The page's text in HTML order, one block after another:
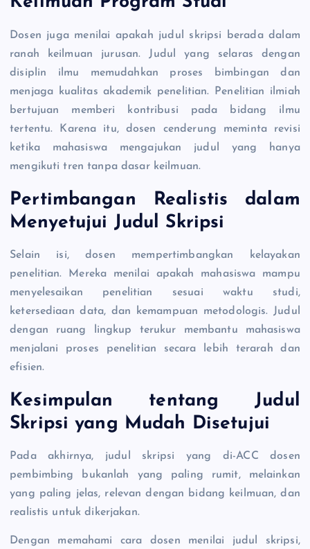
Dosen juga menilai apakah judul skripsi berada dalam
ranah keilmuan jurusan. Judul yang selaras dengan
disiplin ilmu memudahkan proses bimbingan dan
menjaga kualitas akademik penelitian. Penelitian ilmiah
bertujuan memberi kontribusi pada bidang ilmu
tertentu. Karena itu, dosen cenderung meminta revisi
ketika mahasiswa mengajukan judul yang hanya
mengikuti tren tanpa dasar keilmuan.
Pertimbangan Realistis dalam
Menyetujui Judul Skripsi
Selain isi, dosen mempertimbangkan kelayakan
penelitian. Mereka menilai apakah mahasiswa mampu
menyelesaikan penelitian sesuai waktu studi,
ketersediaan data, dan kemampuan metodologis. Judul
dengan ruang lingkup terukur membantu mahasiswa
menjalani proses penelitian secara lebih terarah dan
efisien.
Kesimpulan tentang Judul
Skripsi yang Mudah Disetujui
Pada akhirnya, judul skripsi yang di-ACC dosen
pembimbing bukanlah yang paling rumit, melainkan
yang paling jelas, relevan dengan bidang keilmuan, dan
realistis untuk dikerjakan.
Dengan memahami cara dosen menilai judul skripsi,